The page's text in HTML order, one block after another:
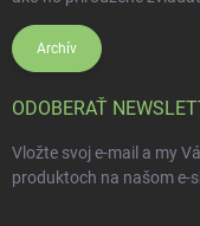
Archív
ODOBERAŤ
Vložte svoj e-mail a my
produktoch na našom e-